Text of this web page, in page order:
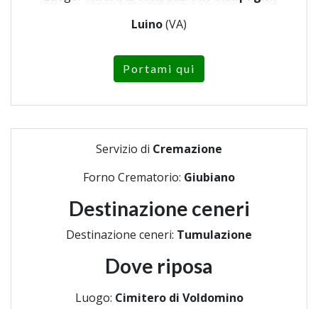
Luino(VA)
Portami qui
Servizio di Cremazione
Forno Crematorio: Giubiano
Destinazione ceneri
Destinazione ceneri: Tumulazione
Dove riposa
Luogo: Cimitero di Voldomino